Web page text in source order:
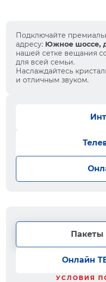
Подключайте
адресу: Южное шоссе,
нашей сетке вещания
для всей семьи.
Наслаждайтесь
и отличным звуком.
Пакеты
Онлайн
УСЛОВИЯ